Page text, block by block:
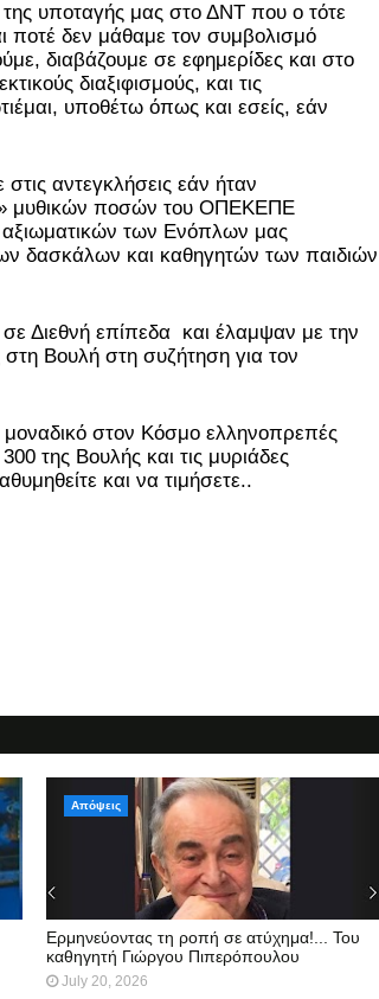
υποταγής μας στο ΔΝΤ που ο τότε
δεν μάθαμε τον συμβολισμό
διαβάζουμε σε εφημερίδες και στο
διαξιφισμούς, και τις
υποθέτω όπως και εσείς, εάν
αντεγκλήσεις εάν ήταν
μυθικών ποσών του ΟΠΕΚΕΠΕ
των Ενόπλων μας
δασκάλων και καθηγητών των παιδιών
Διεθνή επίπεδα και έλαμψαν με την
Βουλή στη συζήτηση για τον
μοναδικό στον Κόσμο ελληνοπρεπές
της Βουλής και τις μυριάδες
και να τιμήσετε..
Απόψεις
Ερμηνεύοντας τη ροπή σε ατύχημα!... Του
καθηγητή Γιώργου Πιπερόπουλου
July 20, 2026